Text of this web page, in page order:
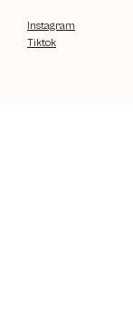
Instagram
Tiktok